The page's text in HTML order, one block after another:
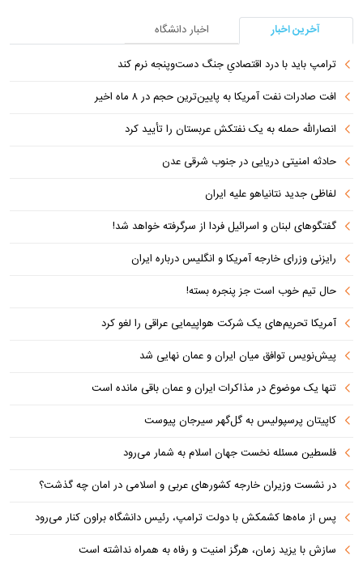
آخرین اخبار
اخبار دانشگاه
ترامپ باید با درد اقتصادیِ جنگ دست‌و‌پنجه نرم کند
افت صادرات نفت آمریکا به پایین‌ترین حجم در ۸ ماه اخیر
انصارالله حمله به یک نفتکش عربستان را تأیید کرد
حادثه امنیتی دریایی در جنوب شرقی عدن
لفاظی جدید نتانیاهو علیه ایران
گفتگوهای لبنان و اسرائیل فردا از سرگرفته خواهد شد!
رایزنی وزرای خارجه آمریکا و انگلیس درباره ایران
حال تیم خوب است جز پنجره بسته!
آمریکا تحریم‌های یک شرکت هواپیمایی عراقی را لغو کرد
پیش‌نویس توافق میان ایران و عمان نهایی شد
تنها یک موضوع در مذاکرات ایران و عمان باقی مانده است
کاپیتان پرسپولیس به گل‌گهر سیرجان پیوست
فلسطین مسئله نخست جهان اسلام به شمار می‌رود
در نشست وزیران خارجه کشورهای عربی و اسلامی در امان چه گذشت؟
پس از ماه‌ها کشمکش با دولت ترامپ، رئیس دانشگاه براون کنار می‌رود
سازش با یزید زمان، هرگز امنیت و رفاه به همراه نداشته است